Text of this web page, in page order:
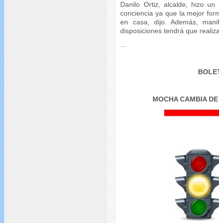
Danilo Ortiz, alcalde, hizo
conciencia ya que la mejor
en casa, dijo. Además,
disposiciones tendrá que
MOCHA CAMBIA